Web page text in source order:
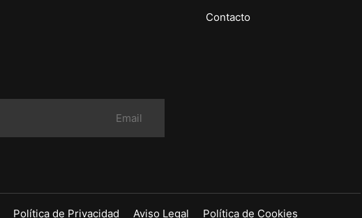
Contacto
Política de Privacidad Aviso Legal Política de Cookies